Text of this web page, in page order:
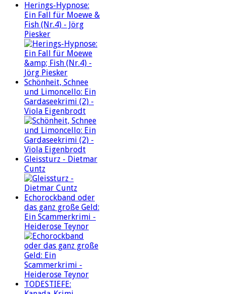
Herings-Hypnose:
Ein Fall für Moewe &
Fish (Nr.4) - Jörg
Piesker
Schönheit, Schnee
und Limoncello: Ein
Gardaseekrimi (2) -
Viola Eigenbrodt
Gleissturz - Dietmar
Cuntz
Echorockband oder
das ganz große Geld:
Ein Scammerkrimi -
Heiderose Teynor
TODESTIEFE: